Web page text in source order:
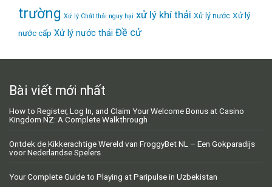
trường Xử lý Chất thải nguy hại xử lý khí thải Xử lý nước Xử lý
nước cấp Xử lý nước thải Đề cử
Bài viết mới nhất
How to Register, Log In, and Claim Your Welcome Bonus at Casino
Kingdom NZ: A Complete Walkthrough
Ontdek de Kikkerachtige Wereld van FroggyBet NL – Een Gokparadijs
voor Nederlandse Spelers
Your Complete Guide to Playing at Paripulse in Uzbekistan